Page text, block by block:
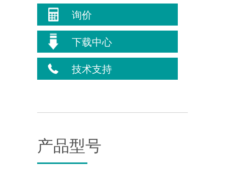
询价
下载中心
技术支持
产品型号